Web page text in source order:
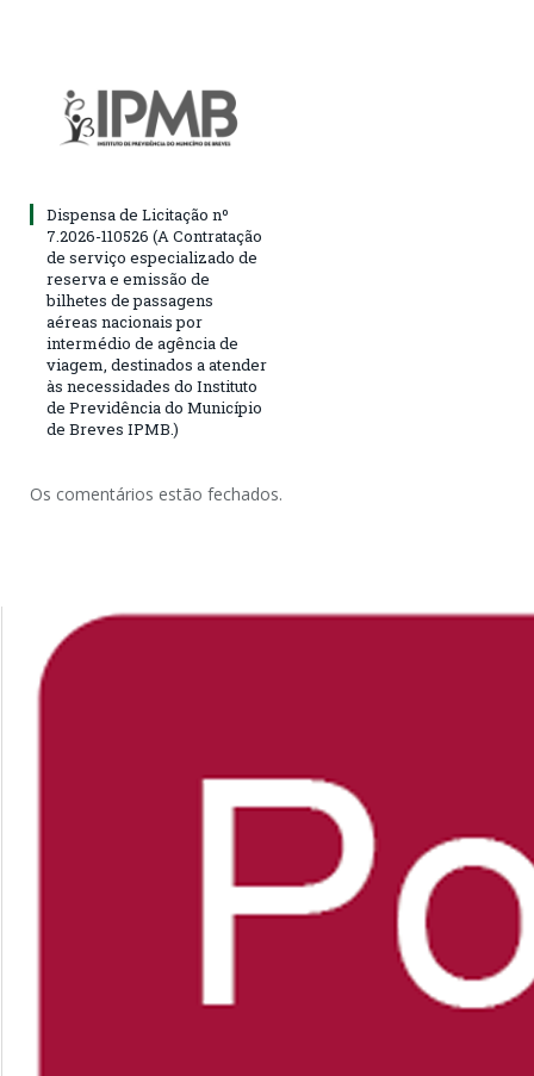
Dispensa de Licitação nº
7.2026-110526 (A Contratação
de serviço especializado de
reserva e emissão de
bilhetes de passagens
aéreas nacionais por
intermédio de agência de
viagem, destinados a atender
às necessidades do Instituto
de Previdência do Município
de Breves IPMB.)
Os comentários estão fechados.